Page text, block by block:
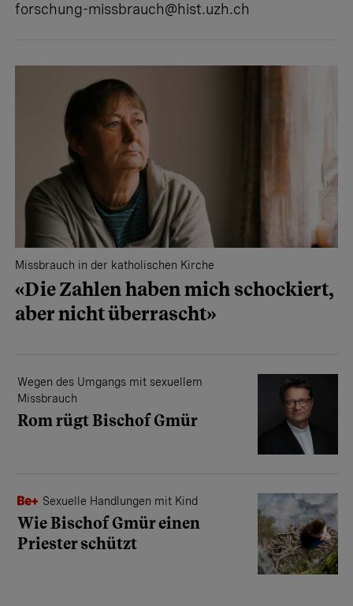
forschung-missbrauch@hist.uzh.ch
Missbrauch in der katholischen Kirche
«Die Zahlen haben mich schockiert,
aber nicht überrascht»
Wegen des Umgangs mit sexuellem
Missbrauch
Rom rügt Bischof Gmür
Sexuelle Handlungen mit Kind
Wie Bischof Gmür einen
Priester schützt